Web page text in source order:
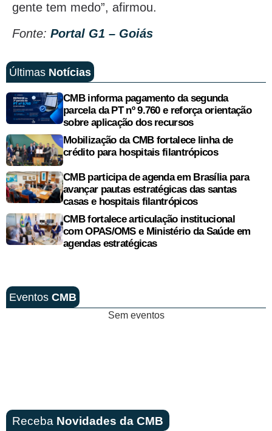
gente tem medo”, afirmou.
Fonte: Portal G1 – Goiás
Últimas Notícias
CMB informa pagamento da segunda
parcela da PT nº 9.760 e reforça orientação
sobre aplicação dos recursos
Mobilização da CMB fortalece linha de
crédito para hospitais filantrópicos
CMB participa de agenda em Brasília para
avançar pautas estratégicas das santas
casas e hospitais filantrópicos
CMB fortalece articulação institucional
com OPAS/OMS e Ministério da Saúde em
agendas estratégicas
Eventos CMB
Sem eventos
Receba Novidades da CMB